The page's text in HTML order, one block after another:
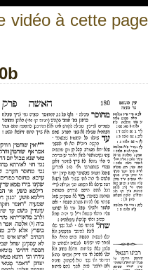
vidéo à cette page